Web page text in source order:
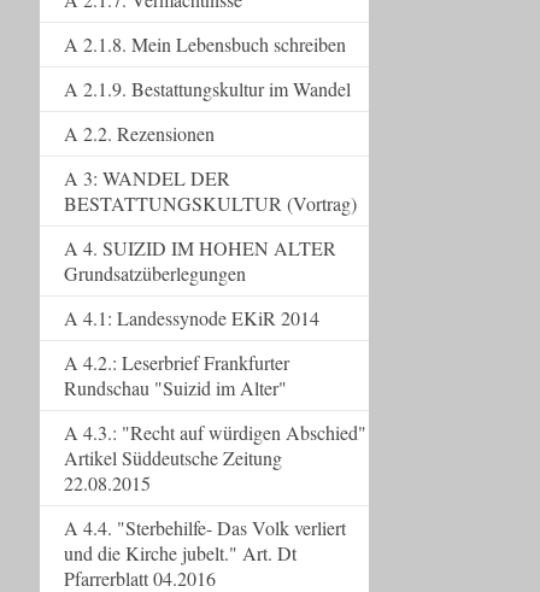
A 2.1.8. Mein Lebensbuch schreiben
A 2.1.9. Bestattungskultur im Wandel
A 2.2. Rezensionen
A 3: WANDEL DER
BESTATTUNGSKULTUR (Vortrag)
A 4. SUIZID IM HOHEN ALTER
Grundsatzüberlegungen
A 4.1: Landessynode EKiR 2014
A 4.2.: Leserbrief Frankfurter
Rundschau "Suizid im Alter"
A 4.3.: "Recht auf würdigen Abschied"
Artikel Süddeutsche Zeitung
22.08.2015
A 4.4. "Sterbehilfe- Das Volk verliert
und die Kirche jubelt." Art. Dt
Pfarrerblatt 04.2016